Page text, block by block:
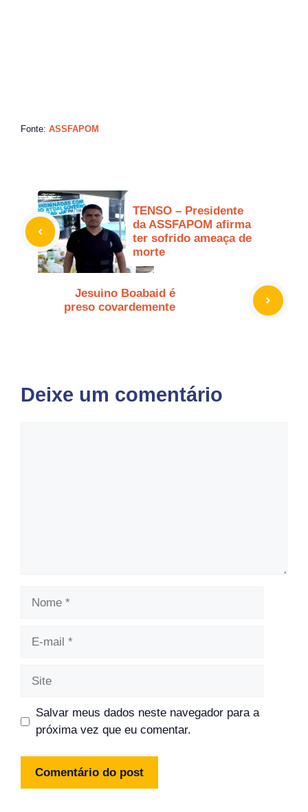
Fonte: ASSFAPOM
TENSO – Presidente
da ASSFAPOM afirma
ter sofrido ameaça de
morte
Jesuino Boabaid é
preso covardemente
Deixe um comentário
Salvar meus dados neste navegador para a
próxima vez que eu comentar.